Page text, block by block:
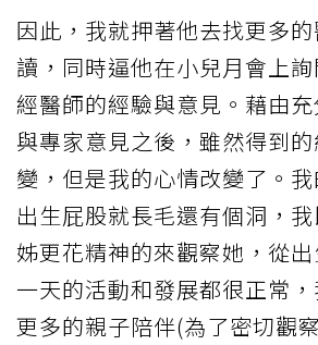
因此，我就押著他去找更多
讀，同時逼他在小兒月會上
經醫師的經驗與意見。藉由
與專家意見之後，雖然得到
變，但是我的心情改變了。
出生屁股就長毛還有個洞，
姊更花精神的來觀察她，從
一天的活動和發展都很正常
更多的親子陪伴(為了密切觀